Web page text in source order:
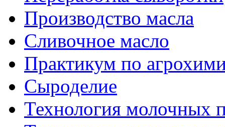
Производство масла
Сливочное масло
Практикум по
Сыроделие
Технология молочных